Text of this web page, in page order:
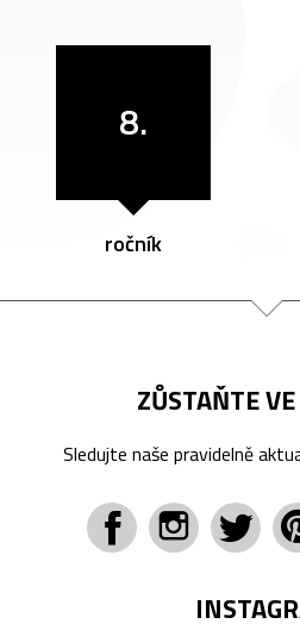
8.
ročník
ZŮSTAŇTE
Sledujte naše pravidelně